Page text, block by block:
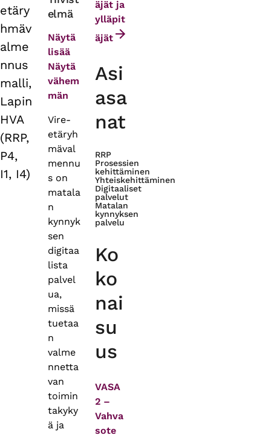
tabs
etäry
hmäv
alme
nnus
malli,
Lapin
HVA
(RRP,
P4,
I1, I4)
elmä
Näytä
lisää
Näytä
vähem
män
Vire-
etäryh
mäval
mennu
s on
matala
n
kynnyk
sen
digitaa
lista
palvel
ua,
missä
tuetaa
n
valme
nnetta
van
toimin
takyky
ä ja
äjät ja
ylläpit
äjät
Asi
asa
nat
RRP
Prosessien
kehittäminen
Yhteiskehittäminen
Digitaaliset
palvelut
Matalan
kynnyksen
palvelu
Ko
ko
nai
su
us
VASA
2 –
Vahva
sote